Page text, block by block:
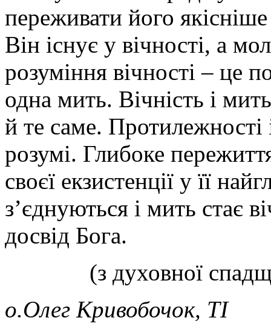
переживати його
Він існує у вічності, а
розуміння вічності – це
одна мить. Вічність і
й те саме.
розумі. Глибоке
своєї екзистенції у її
з’єднуються і мить стає
досвід Бога.
(з духовної
о.Олег Кривобочок, ТІ